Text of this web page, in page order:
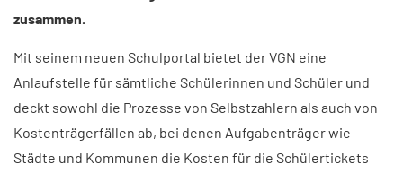
zusammen.
Mit seinem neuen Schulportal bietet der VGN eine
Anlaufstelle für sämtliche Schülerinnen und Schüler und
deckt sowohl die Prozesse von Selbstzahlern als auch von
Kostenträgerfällen ab, bei denen Aufgabenträger wie
Städte und Kommunen die Kosten für die Schülertickets